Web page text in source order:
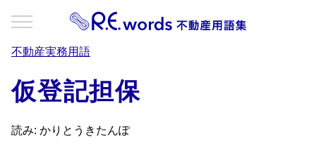
不動産実務用語
仮登記担保
読み: かりとうきたんぽ